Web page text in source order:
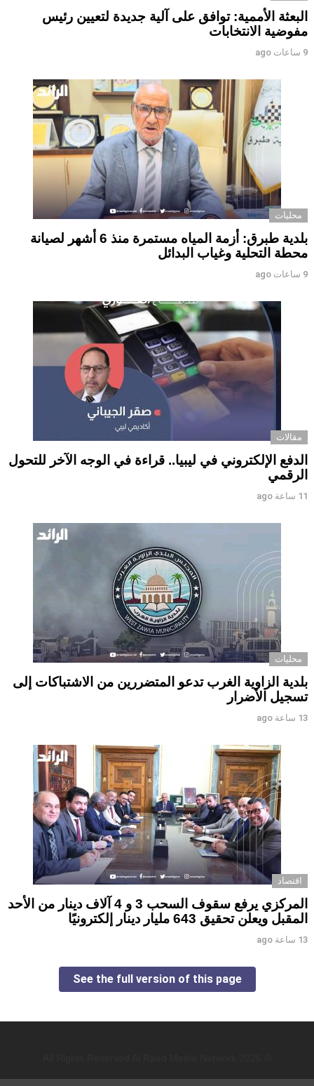
البعثة الأممية: توافق على آلية جديدة لتعيين رئيس
مفوضية الانتخابات
9 ساعات ago
محليات
بلدية طبرق: أزمة المياه مستمرة منذ 6 أشهر لصيانة
محطة التحلية وغياب البدائل ‏ ‏
9 ساعات ago
مقالات
الدفع الإلكتروني في ليبيا.. قراءة في الوجه الآخر للتحول
الرقمي ‏
11 ساعة ago
محليات
بلدية الزاوية الغرب تدعو المتضررين من الاشتباكات إلى
تسجيل الأضرار
13 ساعة ago
اقتصاد
المركزي يرفع سقوف السحب 3 و 4 آلاف دينار من الأحد
المقبل ويعلن تحقيق 643 مليار دينار إلكترونيًا
13 ساعة ago
See the full version of this page